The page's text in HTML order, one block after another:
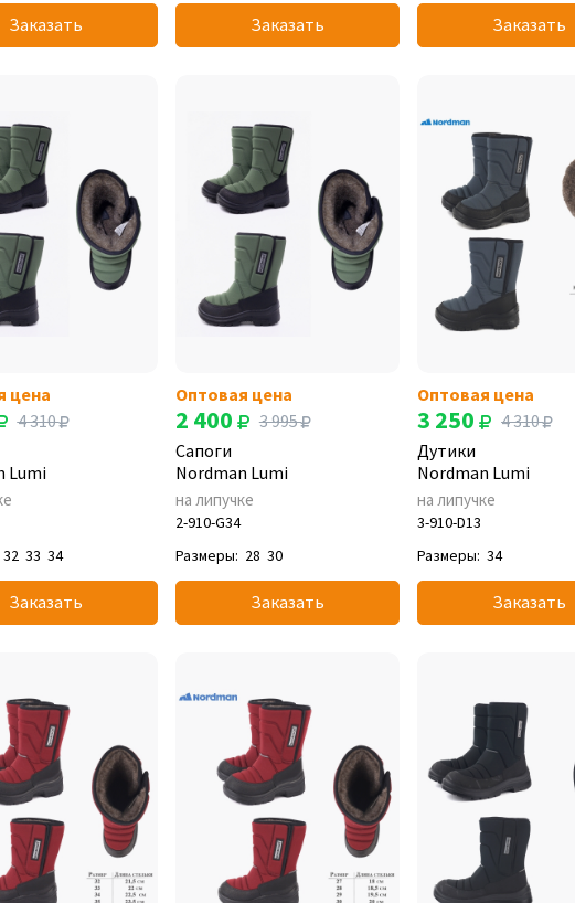
Заказать Заказать Заказать
цена
4 310
Lumi
32 33 34
Заказать
Оптовая цена
2 400
3 995
Сапоги
Nordman Lumi
на липучке
2-910-G34
Размеры: 28 30
Заказать
Оптовая цена
3 250
4 310
Дутики
Nordman Lumi
на липучке
3-910-D13
Размеры: 34
Заказать